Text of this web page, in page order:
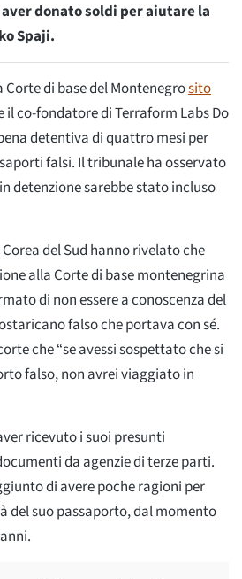
donato soldi per aiutare la
Spaji.
di base del Montenegrosito
il co-fondatore di Terraform Labs Do
detentiva di quattro mesi per
falsi. Il tribunale ha osservato
detenzione sarebbe stato incluso
del Sud hanno rivelato che
alla Corte di base montenegrina
di non essere a conoscenza del
falso che portava con sé.
che “se avessi sospettato che si
falso, non avrei viaggiato in
ricevuto i suoi presunti
da agenzie di terze parti.
di avere poche ragioni per
del suo passaporto, dal momento